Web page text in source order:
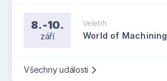
8.-10.
září
Veletrh
World of Machining
Všechny události